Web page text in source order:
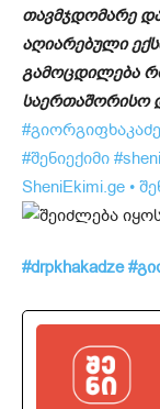
თავმჯდომარე
აღიარებული
გამოცდილება
საერთაშორისო
#გიორგიფხაკაძე
#შენიექიმი #sheni
SheniEkimi.ge •
#drpkhakadze